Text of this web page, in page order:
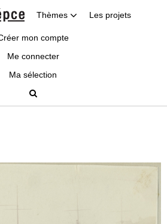
Thèmes Les projets
mon compte
Me connecter
Ma sélection